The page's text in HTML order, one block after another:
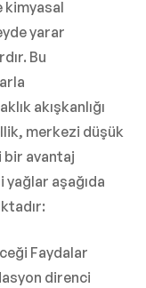
kimyasal
yarar
Bu
akışkanlığı
merkezi düşük
bir avantaj
yağlar aşağıda
Faydalar
direnci